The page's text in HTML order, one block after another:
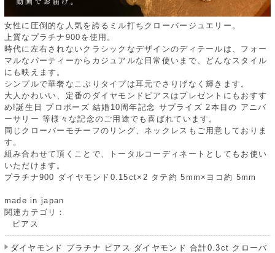
女性に圧倒的な人気を誇るミル打ちクローバージュエリー。
上質なプラチナ900を使用。
時代に左右されないクラシックなデザインのディテールは、フォー
マルなパーティーからカジュアルな日常使いまで、どんなスタイル
にも映えます。
シンプルで華奢なこぶりタイプは耳元でさりげなく輝きます。
大人かわいい、定番のダイヤモンドピアスはプレゼントにもおすす
め!誕生日 プロポーズ 結婚10周年記念 サプライズ 2本目の アニバ
ーサリー 等様々な記念のご用途でも喜ばれています。
同じクローバーモチーフのリング、ネックレスもご用意しておりま
す。
組み合わせて頂くことで、トータルコーディネートとしてもお使い
いただけます。
プラチナ900 ダイヤモンド0.15ct×2 タテ約 5mm×ヨコ約 5mm
made in japan
関連カテゴリ：
ピアス
ダイヤモンド プラチナ ピアス ダイヤモンド 合計0.3ct クローバ